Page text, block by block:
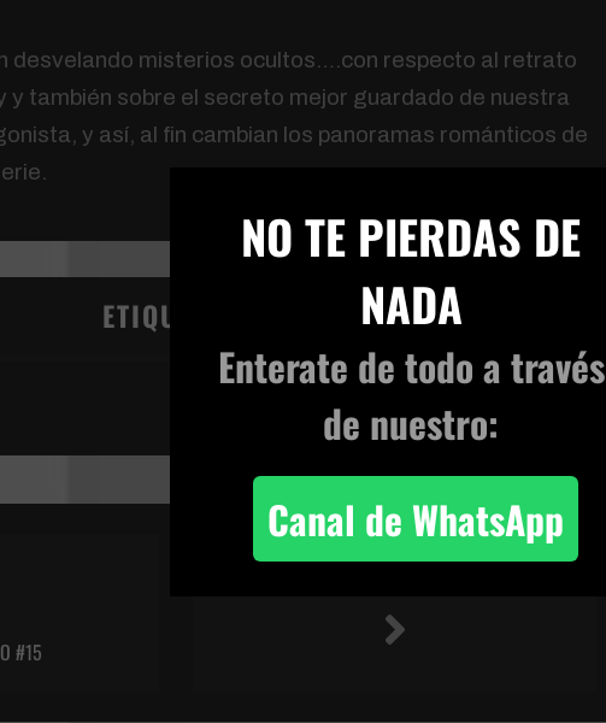
desvelando misterios ocultos….con respecto al retrato
y también sobre el secreto mejor guardado de nuestra
y así, al fin cambian los panoramas románticos de
ETIQUETAS:
#15
NO TE PIERDAS DE
NADA
Enterate de todoa través
de nuestro:
Canal de WhatsApp